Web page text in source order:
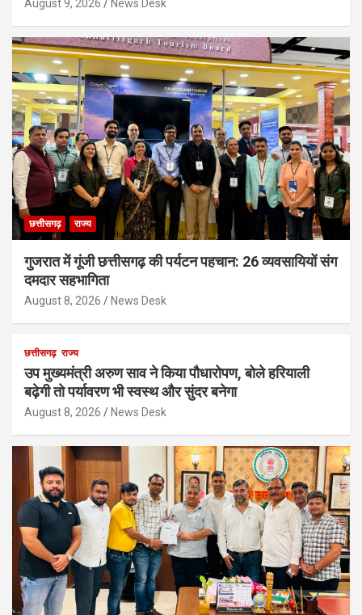
August 9, 2026 News Desk
छत्तीसगढ़ राज्य
गुजरात में गूंजी छत्तीसगढ़ की पर्यटन पहचान: 26 व्यवसायियों संग
दमदार सहभागिता
August 8, 2026 News Desk
छत्तीसगढ़ राज्य
उप मुख्यमंत्री अरुण साव ने किया पौधारोपण, बोले हरियाली
बढ़ेगी तो पर्यावरण भी स्वस्थ और सुंदर बनेगा
August 8, 2026 News Desk